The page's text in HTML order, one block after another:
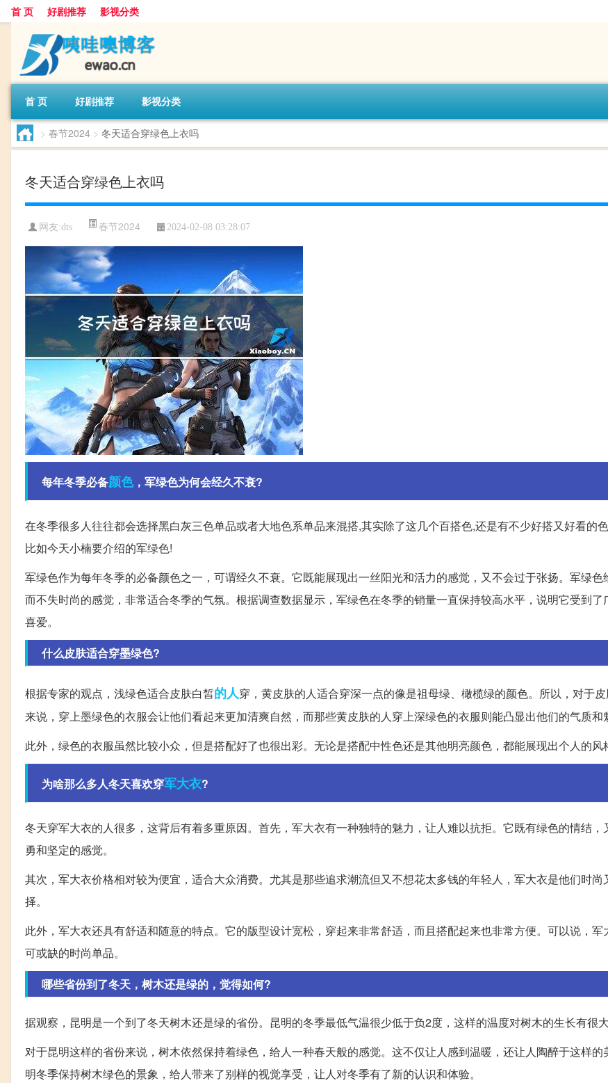
首 页 好剧推荐 影视分类
首 页 好剧推荐 影视分类
> 春节2024 > 冬天适合穿绿色上衣吗
冬天适合穿绿色上衣吗
网友:dts 春节2024 2024-02-08 03:28:07
每年冬季必备颜色，军绿色为何会经久不衰?
在冬季很多人往往都会选择黑白灰三色单品或者大地色系单品来混搭,其实除了这几个百搭色,还是有不少好搭又好看的
比如今天小楠要介绍的军绿色!
军绿色作为每年冬季的必备颜色之一，可谓经久不衰。它既能展现出一丝阳光和活力的感觉，又不会过于张扬。军绿色
而不失时尚的感觉，非常适合冬季的气氛。根据调查数据显示，军绿色在冬季的销量一直保持较高水平，说明它受到了
喜爱。
什么皮肤适合穿墨绿色?
根据专家的观点，浅绿色适合皮肤白皙的人穿，黄皮肤的人适合穿深一点的像是祖母绿、橄榄绿的颜色。所以，对于
来说，穿上墨绿色的衣服会让他们看起来更加清爽自然，而那些黄皮肤的人穿上深绿色的衣服则能凸显出他们的气质和
此外，绿色的衣服虽然比较小众，但是搭配好了也很出彩。无论是搭配中性色还是其他明亮颜色，都能展现出个人的风
为啥那么多人冬天喜欢穿军大衣?
冬天穿军大衣的人很多，这背后有着多重原因。首先，军大衣有一种独特的魅力，让人难以抗拒。它既有绿色的情结，
勇和坚定的感觉。
其次，军大衣价格相对较为便宜，适合大众消费。尤其是那些追求潮流但又不想花太多钱的年轻人，军大衣是他们时尚
择。
此外，军大衣还具有舒适和随意的特点。它的版型设计宽松，穿起来非常舒适，而且搭配起来也非常方便。可以说，军
可或缺的时尚单品。
哪些省份到了冬天，树木还是绿的，觉得如何?
据观察，昆明是一个到了冬天树木还是绿的省份。昆明的冬季最低气温很少低于负2度，这样的温度对树木的生长有很大
对于昆明这样的省份来说，树木依然保持着绿色，给人一种春天般的感觉。这不仅让人感到温暖，还让人陶醉于这样的
明冬季保持树木绿色的景象，给人带来了别样的视觉享受，让人对冬季有了新的认识和体验。